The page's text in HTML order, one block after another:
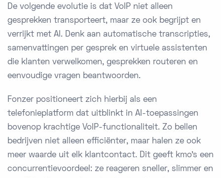
De volgende evolutie is dat VoIP niet alleen
gesprekken transporteert, maar ze ook begrijpt en
verrijkt met AI. Denk aan automatische transcripties,
samenvattingen per gesprek en virtuele assistenten
die klanten verwelkomen, gesprekken routeren en
eenvoudige vragen beantwoorden.
Fonzer positioneert zich hierbij als een
telefonieplatform dat uitblinkt in AI-toepassingen
bovenop krachtige VoIP-functionaliteit. Zo bellen
bedrijven niet alleen efficiënter, maar halen ze ook
meer waarde uit elk klantcontact. Dit geeft kmo's een
concurrentievoordeel: ze reageren sneller, slimmer en